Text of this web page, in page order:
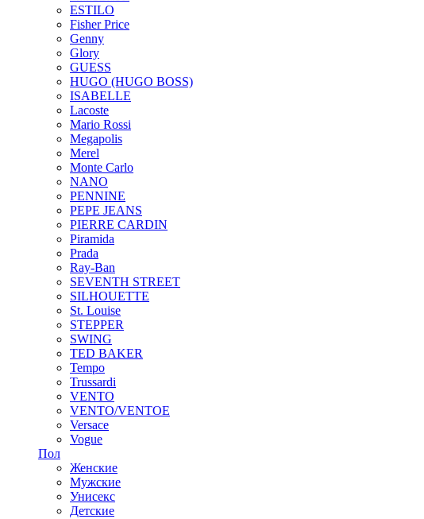
ESTILO
Fisher Price
Genny
Glory
GUESS
HUGO (HUGO BOSS)
ISABELLE
Lacoste
Mario Rossi
Megapolis
Merel
Monte Carlo
NANO
PENNINE
PEPE JEANS
PIERRE CARDIN
Piramida
Prada
Ray-Ban
SEVENTH STREET
SILHOUETTE
St. Louise
STEPPER
SWING
TED BAKER
Tempo
Trussardi
VENTO
VENTO/VENTOE
Versace
Vogue
Пол
Женские
Мужские
Унисекс
Детские